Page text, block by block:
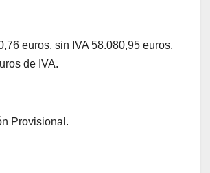
euros, sin IVA 58.080,95 euros,
de IVA.
Provisional.